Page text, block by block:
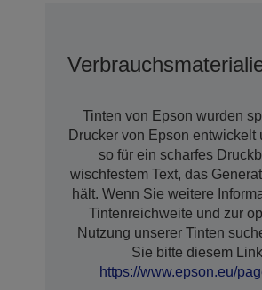
Tinten von Epson wurden
Drucker von Epson entwickelt
so für ein scharfes
wischfestem Text, das
hält. Wenn Sie weitere
Tintenreichweite und zur
Nutzung unserer Tinten
Sie bitte diesem
https://www.epson.eu/